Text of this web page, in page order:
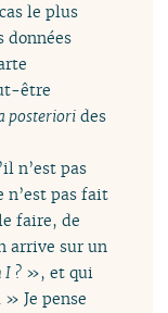
le plus
données
être
posteriori des
n’est pas
n’est pas fait
faire, de
arrive sur un
I ? », et qui
Je pense